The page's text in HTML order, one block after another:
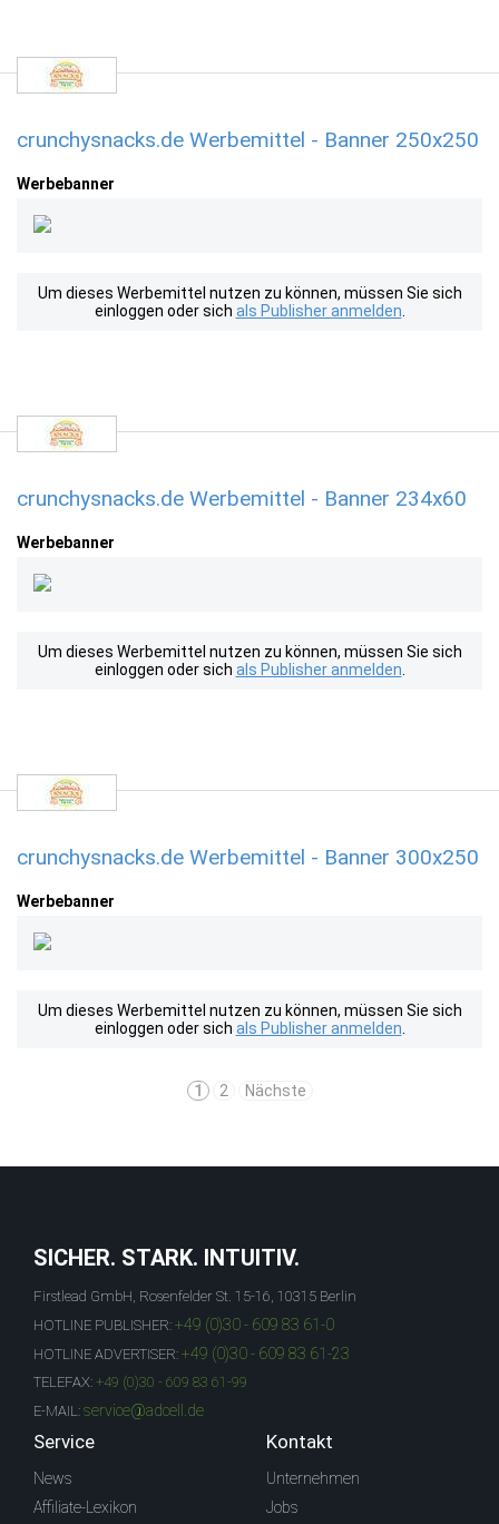
crunchysnacks.de Werbemittel - Banner 250x250
Werbebanner
Um dieses Werbemittel nutzen zu können, müssen Sie sich
einloggen oder sich als Publisher anmelden
crunchysnacks.de Werbemittel - Banner 234x60
Werbebanner
Um dieses Werbemittel nutzen zu können, müssen Sie sich
einloggen oder sich als Publisher anmelden
crunchysnacks.de Werbemittel - Banner 300x250
Werbebanner
Um dieses Werbemittel nutzen zu können, müssen Sie sich
einloggen oder sich als Publisher anmelden
1 2 Nächste
SICHER. STARK. INTUITIV.
Firstlead GmbH, Rosenfelder St. 15-16, 10315 Berlin
HOTLINE PUBLISHER: +49 (0)30 - 609 83 61-0
HOTLINE ADVERTISER: +49 (0)30 - 609 83 61-23
TELEFAX: +49 (0)30 - 609 83 61-99
E-MAIL: service@adcell.de
Service
News
Affiliate-Lexikon
Kontakt
Unternehmen
Jobs